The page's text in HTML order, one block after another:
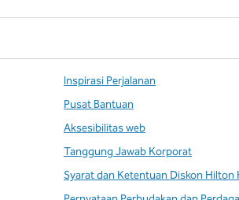
Inspirasi Perjalanan
Pusat Bantuan
Aksesibilitas web
Tanggung Jawab Korporat
Syarat dan Ketentuan Diskon Hilton